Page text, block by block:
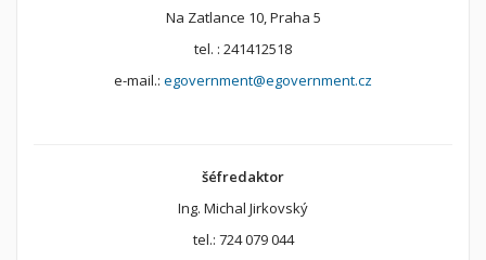
Na Zatlance 10, Praha 5
tel. : 241412518
e-mail.: egovernment@egovernment.cz
šéfredaktor
Ing. Michal Jirkovský
tel.: 724 079 044